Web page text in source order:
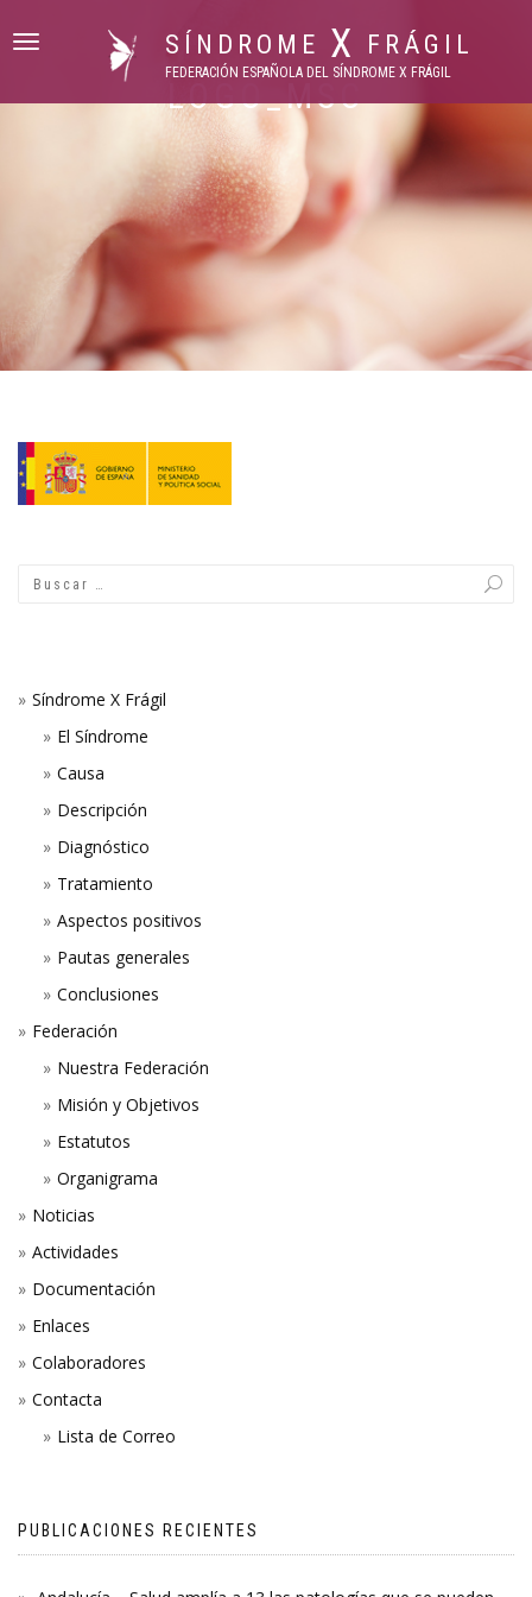
Cambiar
SÍNDROME X FRÁGIL
FEDERACIÓN ESPAÑOLA DEL SÍNDROME X FRÁGIL
LOGO_MSC
Síndrome X Frágil
El Síndrome
Causa
Descripción
Diagnóstico
Tratamiento
Aspectos positivos
Pautas generales
Conclusiones
Federación
Nuestra Federación
Misión y Objetivos
Estatutos
Organigrama
Noticias
Actividades
Documentación
Enlaces
Colaboradores
Contacta
Lista de Correo
PUBLICACIONES RECIENTES